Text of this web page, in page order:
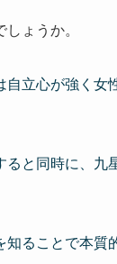
ょうか。
立心が強く女
と同時に、九
ることで本質